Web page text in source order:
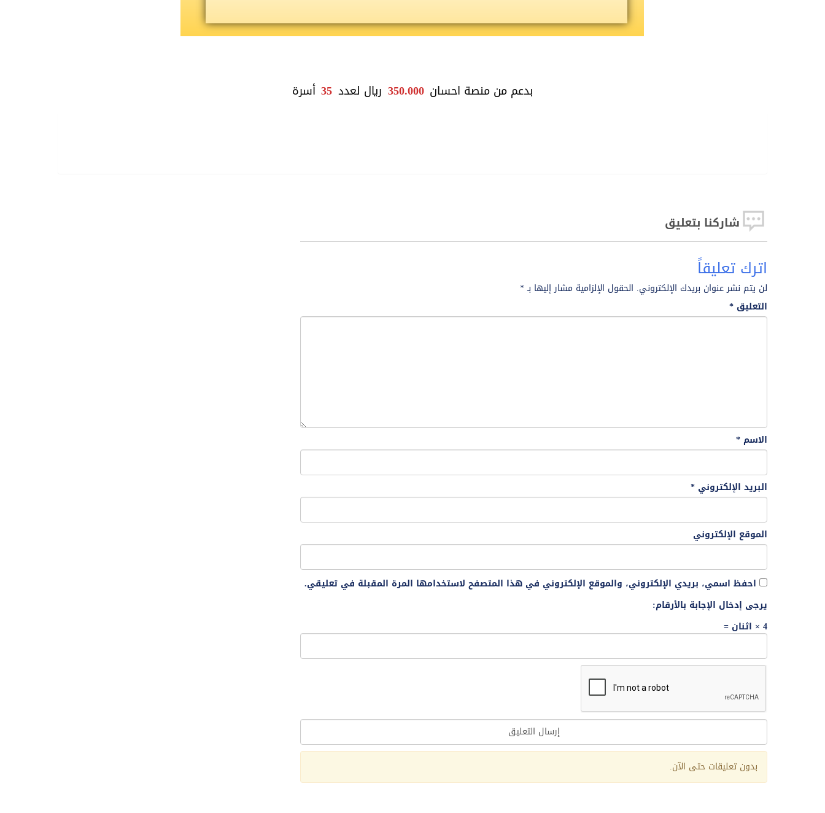
بدعم من منصة احسان 350.000 ريال لعدد 35 أسرة
شاركنا بتعليق
اترك تعليقاً
لن يتم نشر عنوان بريدك الإلكتروني. الحقول الإلزامية مشار إليها بـ*
التعليق *
الاسم *
البريد الإلكتروني *
الموقع الإلكتروني
احفظ اسمي، بريدي الإلكتروني، والموقع الإلكتروني في هذا المتصفح لاستخدامها المرة المقبلة في تعليقي.
يرجى إدخال الإجابة بالأرقام:
4 × اثنان =
Alternative:
بدون تعليقات حتى الآن.